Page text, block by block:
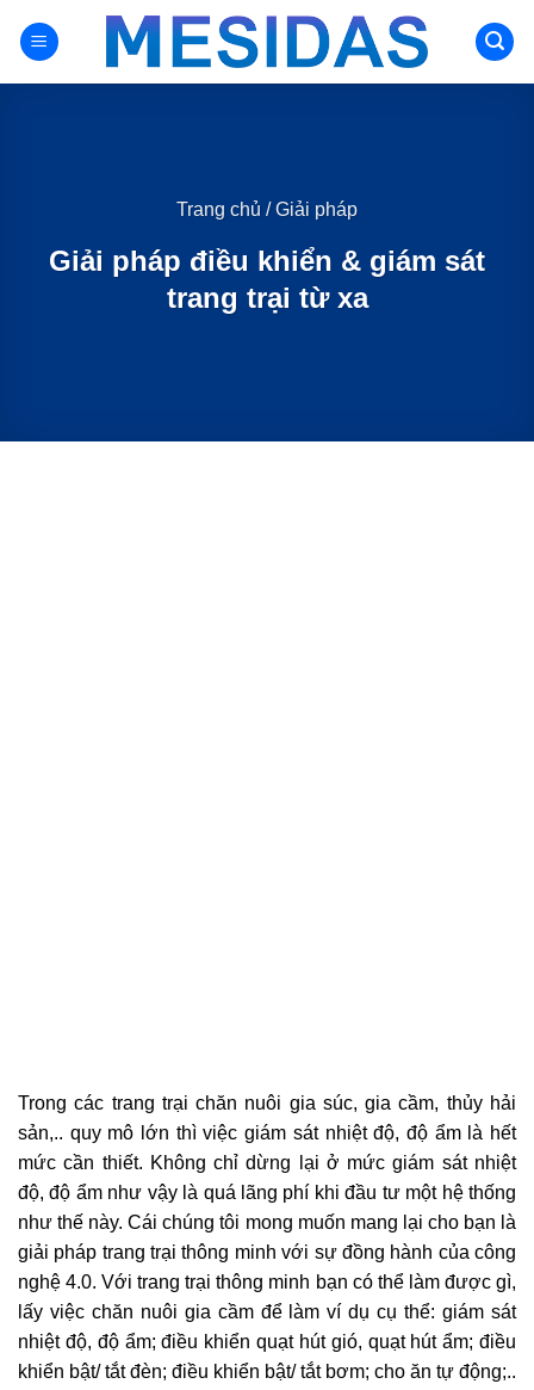
đến
Trang chủ /Giải pháp
Giải pháp điều khiển & giám sát
trang trại từ xa
Trong các trang trại chăn nuôi gia súc, gia cầm, thủy hải
sản,.. quy mô lớn thì việc giám sát nhiệt độ, độ ẩm là hết
mức cần thiết. Không chỉ dừng lại ở mức giám sát nhiệt
độ, độ ẩm như vậy là quá lãng phí khi đầu tư một hệ thống
như thế này. Cái chúng tôi mong muốn mang lại cho bạn là
giải pháp trang trại thông minh với sự đồng hành của công
nghệ 4.0. Với trang trại thông minh bạn có thể làm được gì,
lấy việc chăn nuôi gia cầm để làm ví dụ cụ thể: giám sát
nhiệt độ, độ ẩm; điều khiển quạt hút gió, quạt hút ẩm; điều
khiển bật/ tắt đèn; điều khiển bật/ tắt bơm; cho ăn tự động;..